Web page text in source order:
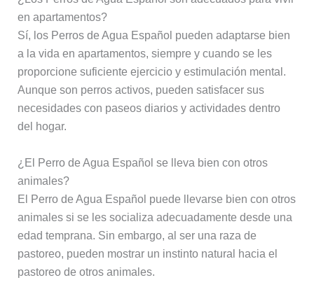
en apartamentos?
Sí, los Perros de Agua Español pueden adaptarse bien
a la vida en apartamentos, siempre y cuando se les
proporcione suficiente ejercicio y estimulación mental.
Aunque son perros activos, pueden satisfacer sus
necesidades con paseos diarios y actividades dentro
del hogar.
¿El Perro de Agua Español se lleva bien con otros
animales?
El Perro de Agua Español puede llevarse bien con otros
animales si se les socializa adecuadamente desde una
edad temprana. Sin embargo, al ser una raza de
pastoreo, pueden mostrar un instinto natural hacia el
pastoreo de otros animales.